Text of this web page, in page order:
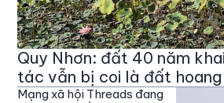
Quy Nhơn: đất 40 năm
tác vẫn bị coi là đất hoang
Mạng xã hội Threads đang